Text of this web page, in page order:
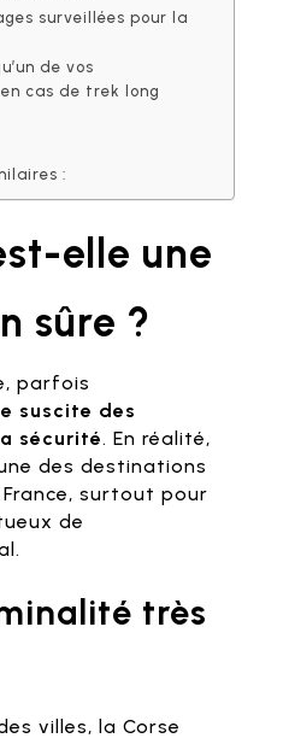
surveillées pour la
de vos
cas de trek long
:
elle une
sûre ?
parfois
suscite des
sécurité. En réalité,
des destinations
France, surtout pour
de
très
villes, la Corse